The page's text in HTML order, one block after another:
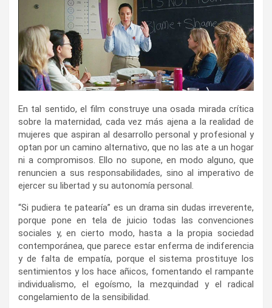
En tal sentido, el film construye una osada mirada crítica
sobre la maternidad, cada vez más ajena a la realidad de
mujeres que aspiran al desarrollo personal y profesional y
optan por un camino alternativo, que no las ate a un hogar
ni a compromisos. Ello no supone, en modo alguno, que
renuncien a sus responsabilidades, sino al imperativo de
ejercer su libertad y su autonomía personal.
“Si pudiera te patearía” es un drama sin dudas irreverente,
porque pone en tela de juicio todas las convenciones
sociales y, en cierto modo, hasta a la propia sociedad
contemporánea, que parece estar enferma de indiferencia
y de falta de empatía, porque el sistema prostituye los
sentimientos y los hace añicos, fomentando el rampante
individualismo, el egoísmo, la mezquindad y el radical
congelamiento de la sensibilidad.